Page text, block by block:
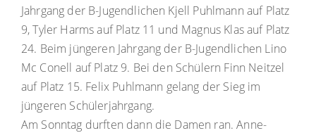
Jahrgang der B-Jugendlichen Kjell Puhlmann auf Platz
9, Tyler Harms auf Platz 11 und Magnus Klas auf Platz
24. Beim jüngeren Jahrgang der B-Jugendlichen Lino
Mc Conell auf Platz 9. Bei den Schülern Finn Neitzel
auf Platz 15. Felix Puhlmann gelang der Sieg im
jüngeren Schülerjahrgang.
Am Sonntag durften dann die Damen ran. Anne-